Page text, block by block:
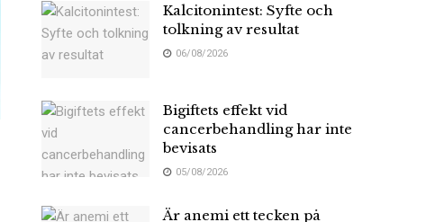
Kalcitonintest: Syfte och
tolkning av resultat
06/08/2026
Bigiftets effekt vid
cancerbehandling har inte
bevisats
05/08/2026
Är anemi ett tecken på